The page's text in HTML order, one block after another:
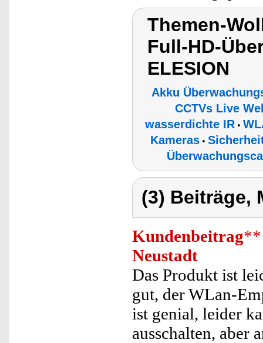
Themen-
Full-HD-
ELESION
Akku
CCTVs Live
wasserdichte IR•
Kameras•
(3) Beiträge,
Kundenbeitrag**
Neustadt
Das Produkt ist
gut, der WLan-
ist genial, leider
ausschalten, aber